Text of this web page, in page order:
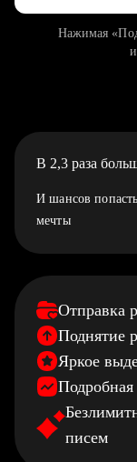
Нажимая
В 2,3 раза
И шансов
мечты
Отправка
Поднятие
Яркое
Подробная
писем